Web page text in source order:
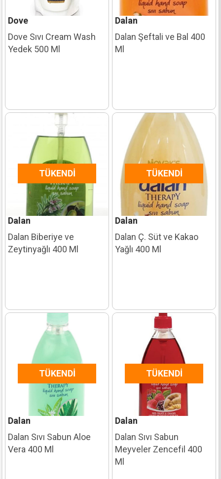
Dove
Dove Sıvı Cream Wash
Yedek 500 Ml
Dalan
Dalan Şeftali ve Bal 400
Ml
TÜKENDI
Dalan
Dalan Biberiye ve
Zeytinyağlı 400 Ml
TÜKENDI
Dalan
Dalan Ç. Süt ve Kakao
Yağlı 400 Ml
TÜKENDI
Dalan
Dalan Sıvı Sabun Aloe
Vera 400 Ml
TÜKENDI
Dalan
Dalan Sıvı Sabun
Meyveler Zencefil 400
Ml